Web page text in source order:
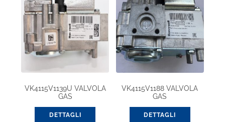
VK4115V1139U VALVOLA
GAS
DETTAGLI
VK4115V1188 VALVOLA
GAS
DETTAGLI